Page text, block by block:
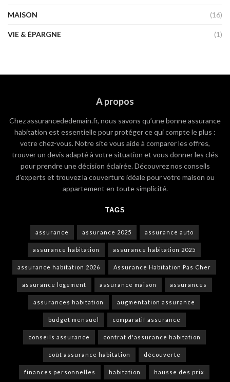
MAISON (16)
VIE & ÉPARGNE (1)
A propos
Chez assurancededemain.fr, nous savons qu’une bonne assurance
habitation est essentielle pour protéger ce qui compte le plus :
votre chez-vous. Notre site vous aide à comparer les offres,
trouver un devis adapté à votre situation et vous donner les clés
pour prendre une décision éclairée. Découvrez nos conseils
d’experts et trouvez la couverture idéale pour votre maison ou
appartement en toute simplicité.
TAGS
assurance assurance 2025 assurance auto
assurance habitation assurance habitation 2025
assurance habitation 2026 Assurance Habitation Pas Cher
assurance logement assurance maison assurances
assurances habitation augmentation assurance
budget mensuel comparatif assurance
conseils assurance contrat d'assurance habitation
coût assurance habitation découverte
finances personnelles habitation hausse des prix